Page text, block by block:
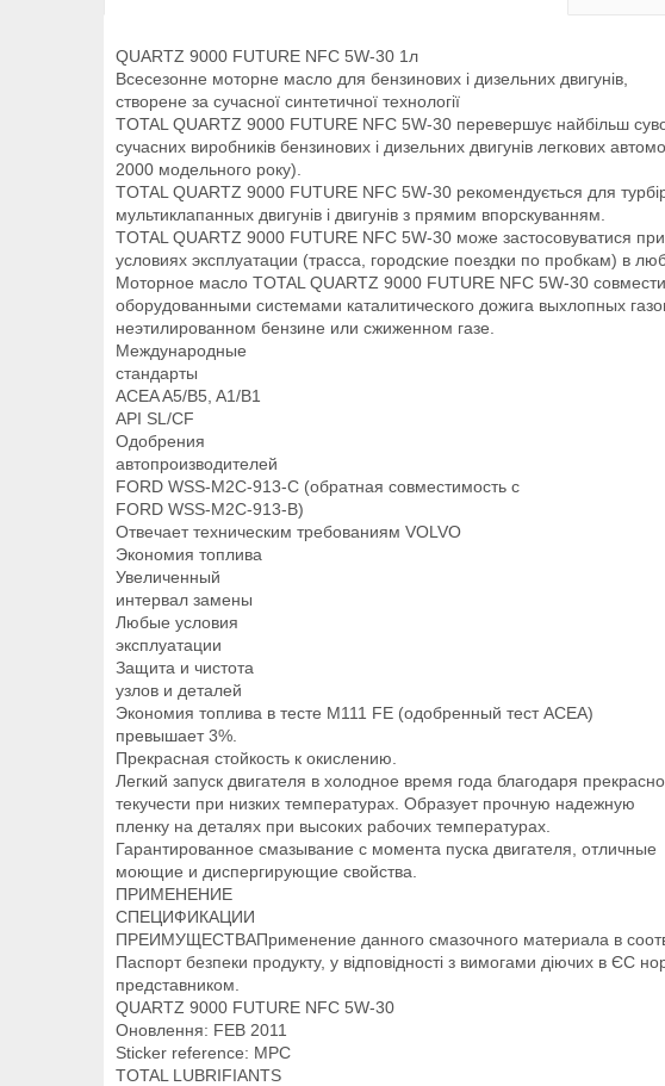
QUARTZ 9000 FUTURE NFC 5W-30 1л
Всесезонне моторне масло для бензинових і дизельних двигунів,
створене за сучасної синтетичної технології
TOTAL QUARTZ 9000 FUTURE NFC 5W-30 перевершує найбільш
сучасних виробників бензинових і дизельних двигунів легкових
2000 модельного року).
TOTAL QUARTZ 9000 FUTURE NFC 5W-30 рекомендується для
мультиклапанных двигунів і двигунів з прямим впорскуванням.
TOTAL QUARTZ 9000 FUTURE NFC 5W-30 може застосовуватися
условиях эксплуатации (трасса, городские поездки по пробкам) в
Моторное масло TOTAL QUARTZ 9000 FUTURE NFC 5W-30
оборудованными системами каталитического дожига выхлопных
неэтилированном бензине или сжиженном газе.
Международные
стандарты
ACEA A5/B5, A1/B1
API SL/CF
Одобрения
автопроизводителей
FORD WSS-M2C-913-C (обратная совместимость с
FORD WSS-M2C-913-B)
Отвечает техническим требованиям VOLVO
Экономия топлива
Увеличенный
интервал замены
Любые условия
эксплуатации
Защита и чистота
узлов и деталей
Экономия топлива в тесте M111 FE (одобренный тест ACEA)
превышает 3%.
Прекрасная стойкость к окислению.
Легкий запуск двигателя в холодное время года благодаря
текучести при низких температурах. Образует прочную надежную
пленку на деталях при высоких рабочих температурах.
Гарантированное смазывание с момента пуска двигателя, отличные
моющие и диспергирующие свойства.
ПРИМЕНЕНИЕ
СПЕЦИФИКАЦИИ
ПРЕИМУЩЕСТВАПрименение данного смазочного материала в
Паспорт безпеки продукту, у відповідності з вимогами діючих в
представником.
QUARTZ 9000 FUTURE NFC 5W-30
Оновлення: FEB 2011
Sticker reference: MPC
TOTAL LUBRIFIANTS